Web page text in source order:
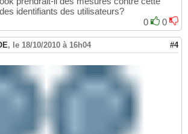
identifiants des utilisateurs?
0
0
, le 18/10/2010 à 16h04 #4